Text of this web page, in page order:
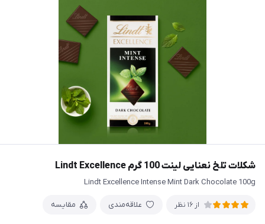
شکلات تلخ نعنایی لینت 100 گرم Lindt Excellence
Lindt Excellence Intense Mint Dark Chocolate 100g
از 16 نظر علاقه‌مندی مقایسه